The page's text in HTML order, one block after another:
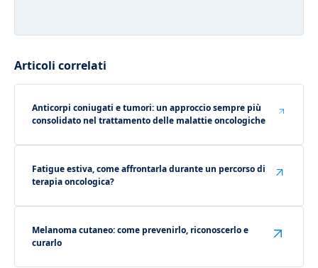
Articoli correlati
Anticorpi coniugati e tumori: un approccio sempre più
consolidato nel trattamento delle malattie oncologiche
Fatigue estiva, come affrontarla durante un percorso di
terapia oncologica?
Melanoma cutaneo: come prevenirlo, riconoscerlo e
curarlo